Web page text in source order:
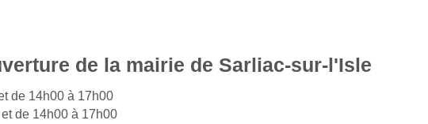
de la mairie de Sarliac-sur-l'Isle
de 14h00 à 17h00
de 14h00 à 17h00